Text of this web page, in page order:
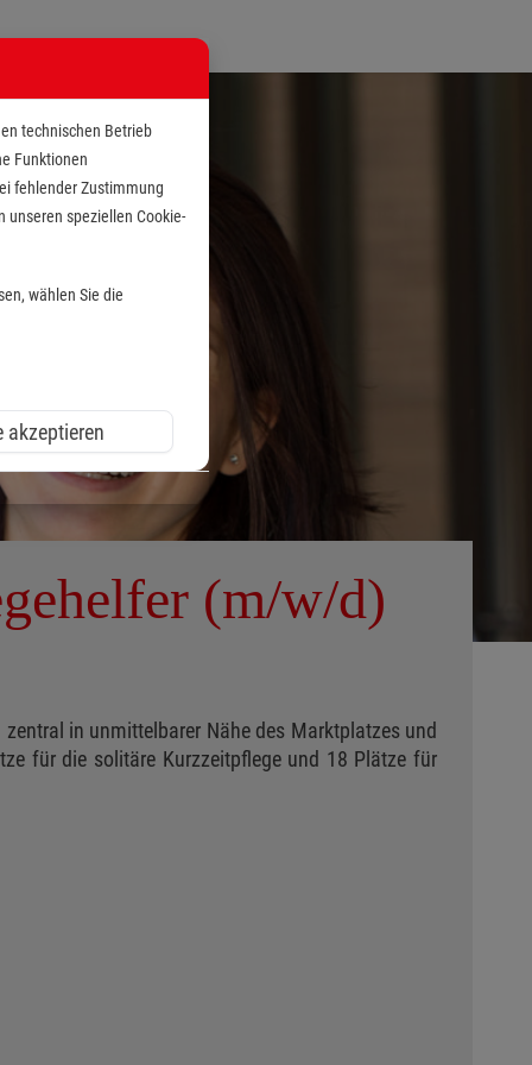
(m/w/d)
in unmittelbarer Nähe des Marktplatzes und
für die solitäre Kurzzeitpflege und 18 Plätze für
technischen Betrieb
Funktionen
fehlender Zustimmung
speziellen Cookie-
wählen Sie die
akzeptieren